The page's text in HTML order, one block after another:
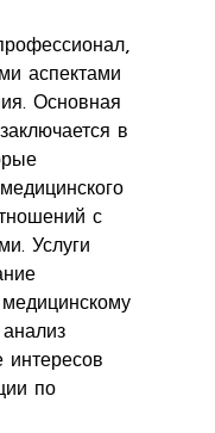
аспектами
Основная
в
с
Услуги
интересов
по